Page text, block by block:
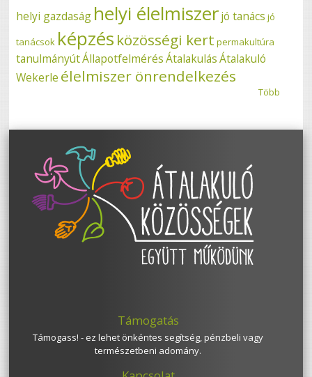
helyi gazdaság helyi élelmiszerjó tanács jó
tanácsok képzés közösségi kert permakultúra
tanulmányútÁllapotfelmérés Átalakulás Átalakuló
Wekerle élelmiszer önrendelkezés
Több
Támogatás
Támogass! - ez lehet önkéntes segítség, pénzbeli vagy
természetbeni adomány.